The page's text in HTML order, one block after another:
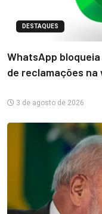
DESTAQUES
WhatsApp
de reclamações na
3 de agosto de 2026